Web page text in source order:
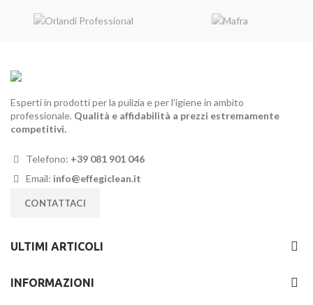
21,00€.17,90€.
Esperti in prodotti per la pulizia e per l'igiene in ambito
professionale. Qualità e affidabilità a prezzi estremamente
competitivi.
Telefono: +39 081 901 046
Email: info@effegiclean.it
CONTATTACI
ULTIMI ARTICOLI
INFORMAZIONI